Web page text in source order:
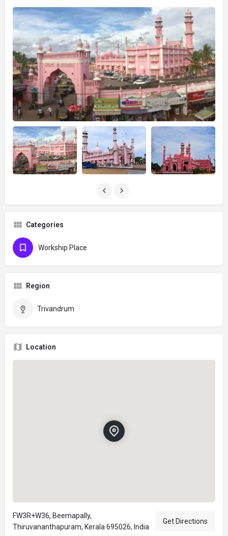
Categories
Workship Place
Region
Trivandrum
Location
FW3R+W36, Beemapally,
Thiruvananthapuram, Kerala 695026, India
Get Directions